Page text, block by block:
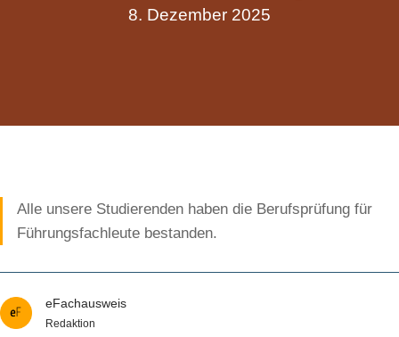
8. Dezember 2025
Alle unsere Studierenden haben die Berufsprüfung für
Führungsfachleute bestanden.
eFachausweis
Redaktion